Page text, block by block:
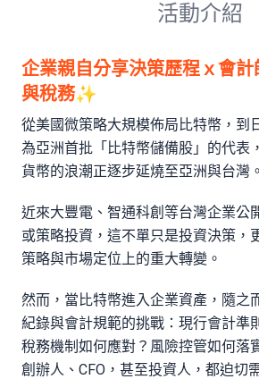
活動介紹
企業親自分享決策歷程ｘ會
與稅務✨
從美國微策略大規模佈局比特幣，到
為亞洲首批「比特幣儲備股」的代表
貨幣的浪潮正逐步延燒至亞洲與台灣。
近來大豐電、智通科創等台灣企業公
或策略投資，這不單只是投資決策，
策略與市場定位上的重大轉變。
然而，當比特幣進入企業資產，隨之
紀錄與會計規範的挑戰：現行會計準
稅務機制如何應對？風險控管如何落
創辦人、CFO，甚至投資人，都迫切